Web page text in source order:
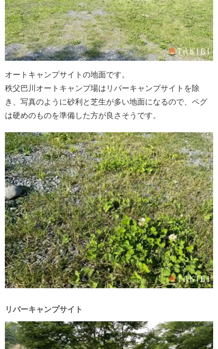
オートキャンプサイトの地面です。
秩父巴川オートキャンプ場はリバーキャンプサイトを除
き、写真のように砂利と芝生が多い地面になるので、ペグ
は硬めのものを準備した方が良さそうです。
リバーキャンプサイト